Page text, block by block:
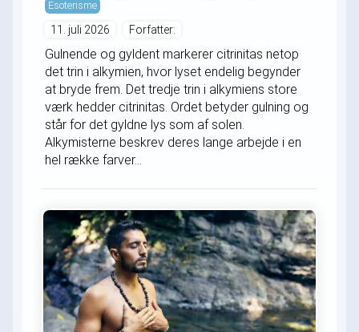
Esoterisme
11. juli 2026 Forfatter:
Gulnende og gyldent markerer citrinitas netop
det trin i alkymien, hvor lyset endelig begynder
at bryde frem. Det tredje trin i alkymiens store
værk hedder citrinitas. Ordet betyder gulning og
står for det gyldne lys som af solen.
Alkymisterne beskrev deres lange arbejde i en
hel række farver...